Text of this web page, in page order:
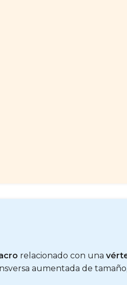
relacionado con una
aumentada de